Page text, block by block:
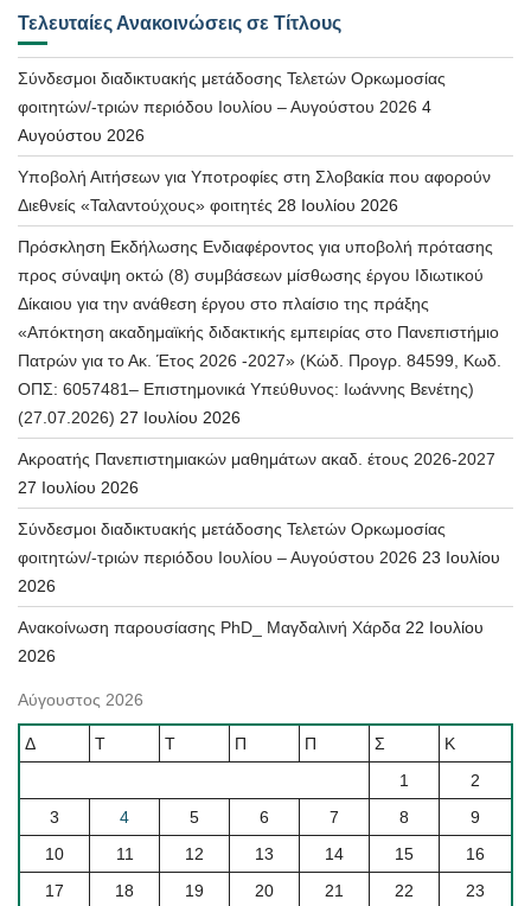
Τελευταίες Ανακοινώσεις σε Τίτλους
Σύνδεσμοι διαδικτυακής μετάδοσης Τελετών Ορκωμοσίας
φοιτητών/-τριών περιόδου Ιουλίου – Αυγούστου 2026 4
Αυγούστου 2026
Υποβολή Αιτήσεων για Υποτροφίες στη Σλοβακία που αφορούν
Διεθνείς «Ταλαντούχους» φοιτητές 28 Ιουλίου 2026
Πρόσκληση Εκδήλωσης Ενδιαφέροντος για υποβολή πρότασης
προς σύναψη οκτώ (8) συμβάσεων μίσθωσης έργου Ιδιωτικού
Δίκαιου για την ανάθεση έργου στο πλαίσιο της πράξης
«Απόκτηση ακαδημαϊκής διδακτικής εμπειρίας στο Πανεπιστήμιο
Πατρών για το Ακ. Έτος 2026 -2027» (Κώδ. Προγρ. 84599, Κωδ.
ΟΠΣ: 6057481– Επιστημονικά Υπεύθυνος: Ιωάννης Βενέτης)
(27.07.2026) 27 Ιουλίου 2026
Ακροατής Πανεπιστημιακών μαθημάτων ακαδ. έτους 2026-2027
27 Ιουλίου 2026
Σύνδεσμοι διαδικτυακής μετάδοσης Τελετών Ορκωμοσίας
φοιτητών/-τριών περιόδου Ιουλίου – Αυγούστου 2026 23 Ιουλίου
2026
Ανακοίνωση παρουσίασης PhD_ Μαγδαλινή Χάρδα 22 Ιουλίου
2026
Αύγουστος 2026
Δ Τ Τ Π Π Σ
Κ
1
2
3
4 5 6 7 8
9
10
11 12 13 14 15
16
17
18 19 20 21 22
23